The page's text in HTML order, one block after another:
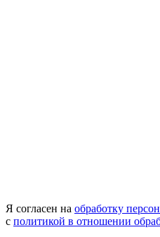
Я согласен на обработку
с политикой в отношении